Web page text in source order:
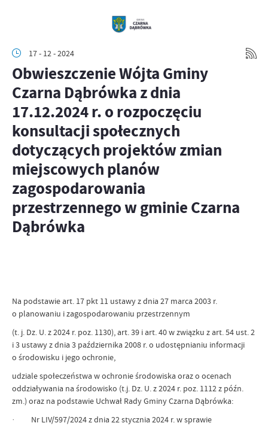
17 - 12 - 2024
Obwieszczenie Wójta Gminy
Czarna Dąbrówka z dnia
17.12.2024 r. o rozpoczęciu
konsultacji społecznych
dotyczących projektów zmian
miejscowych planów
zagospodarowania
przestrzennego w gminie Czarna
Dąbrówka
Na podstawie art. 17 pkt 11 ustawy z dnia 27 marca 2003 r.
o planowaniu i zagospodarowaniu przestrzennym
(t. j. Dz. U. z 2024 r. poz. 1130), art. 39 i art. 40 w związku z art. 54 ust. 2
i 3 ustawy z dnia 3 października 2008 r. o udostępnianiu informacji
o środowisku i jego ochronie,
udziale społeczeństwa w ochronie środowiska oraz o ocenach
oddziaływania na środowisko (t.j. Dz. U. z 2024 r. poz. 1112 z późn.
zm.) oraz na podstawie Uchwał Rady Gminy Czarna Dąbrówka:
· Nr LIV/597/2024 z dnia 22 stycznia 2024 r. w sprawie